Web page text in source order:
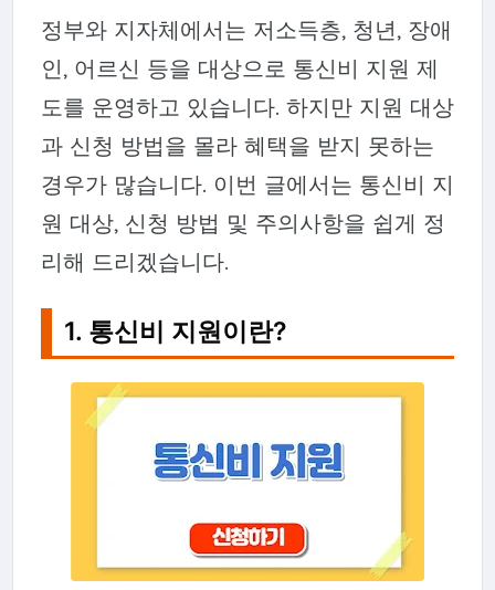
정부와 지자체에서는 저소득층, 청년, 장애
인, 어르신 등을 대상으로 통신비 지원 제
도를 운영하고 있습니다. 하지만 지원 대상
과 신청 방법을 몰라 혜택을 받지 못하는
경우가 많습니다. 이번 글에서는 통신비 지
원 대상, 신청 방법 및 주의사항을 쉽게 정
리해 드리겠습니다.
1. 통신비 지원이란?